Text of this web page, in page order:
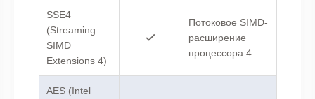
SSE4
(Streaming
SIMD
Extensions 4)
Потоковое SIMD-
расширение
процессора 4.
AES (Intel